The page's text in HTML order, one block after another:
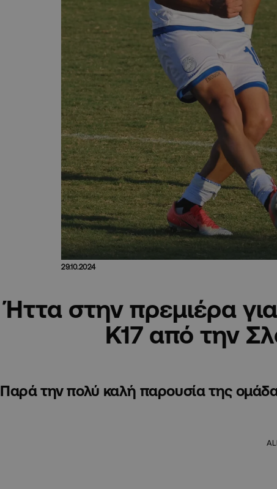
29.10.2024
Ήττα στην πρεμιέρα
Κ17 από την
Παρά την πολύ καλή παρουσία της